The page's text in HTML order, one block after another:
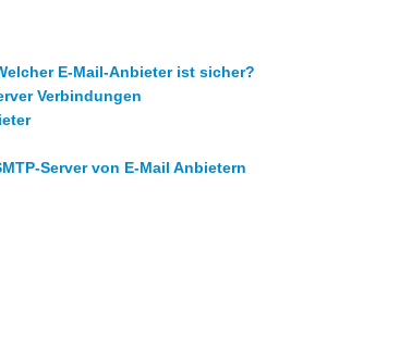
E-Mail-Anbieter ist sicher?
Verbindungen
Server von E-Mail Anbietern